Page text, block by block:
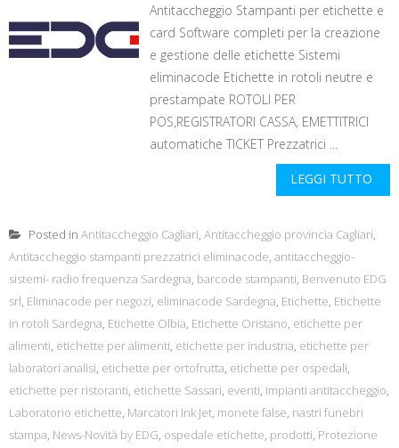
Antitaccheggio Stampanti per etichette e
card Software completi per la creazione
e gestione delle etichette Sistemi
eliminacode Etichette in rotoli neutre e
prestampate ROTOLI PER
POS,REGISTRATORI CASSA, EMETTITRICI
automatiche TICKET Prezzatrici ...
LEGGI TUTTO
Posted in Antitaccheggio Cagliari, Antitaccheggio provincia Cagliari,
Antitaccheggio stampanti prezzatrici eliminacode, antitaccheggio-
sistemi- radio frequenza Sardegna, barcode stampanti, Benvenuto EDG
srl, Eliminacode per negozi, eliminacode Sardegna, Etichette, Etichette
in rotoli Sardegna, Etichette Olbia, Etichette Oristano, etichette per
alimenti, etichette per alimenti, etichette per industria, etichette per
laboratori analisi, etichette per ortofrutta, etichette per ospedali,
etichette per ristoranti, etichette Sassari, eventi, impianti antitaccheggio,
Laboratorio etichette, Marcatori Ink Jet, monete false, nastri funebri
stampa, News-Novità by EDG, ospedale etichette, prodotti, Protezione